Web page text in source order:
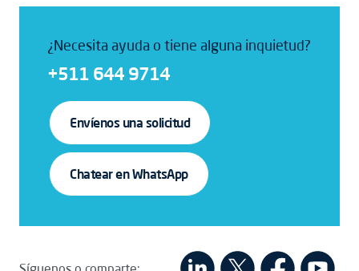
¿Necesita ayuda o tiene alguna inquietud?
+511 644 9714
Envíenos una solicitud
Chatear en WhatsApp